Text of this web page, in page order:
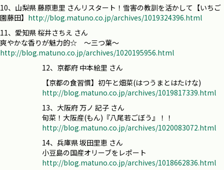
10、山梨県 藤原恵里 さんリスタート！雪害の教訓を活かして【いちご
園藤田】 http://blog.matuno.co.jp/archives/1019324396.html
11、愛知県 桜井さちえ さん
爽やかな香りが魅力的☆ ～三つ葉～
http://blog.matuno.co.jp/archives/1020195956.html
12、京都府 中本絵里 さん
【京都の食習慣】初午と畑菜(はつうまとはたけな)
http://blog.matuno.co.jp/archives/1019817339.html
13、大阪府 万ノ 記子 さん
旬菜！大阪産(もん)『八尾若ごぼう』！！
http://blog.matuno.co.jp/archives/1020083072.html
14、兵庫県 坂田里恵 さん
小豆島の国産オリーブをレポート
http://blog.matuno.co.jp/archives/1018662836.html